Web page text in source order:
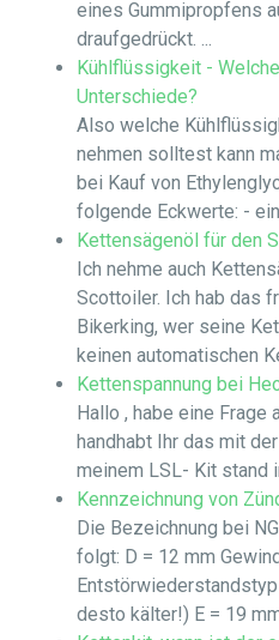
eines Gummipropfens
draufgedrückt. ...
Kühlflüssigkeit -
Unterschiede?
Also welche
nehmen solltest kann
bei Kauf von
folgende Eckwerte: - ein
Kettensägenöl für den
Ich nehme auch
Scottoiler. Ich hab das
Bikerking, wer seine
keinen automatischen
Kettenspannung bei
Hallo , habe eine Frage
handhabt Ihr das mit
meinem LSL- Kit stand
Kennzeichnung von
Die Bezeichnung bei
folgt: D = 12 mm
desto kälter!) E = 19 mm